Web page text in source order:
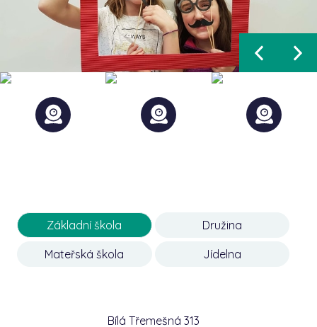
Základní škola Družina
Mateřská škola Jídelna
Bílá Třemešná 313